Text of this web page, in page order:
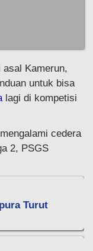
Kamerun,
untuk bisa
lagi di kompetisi
cedera
2, PSGS
Turut